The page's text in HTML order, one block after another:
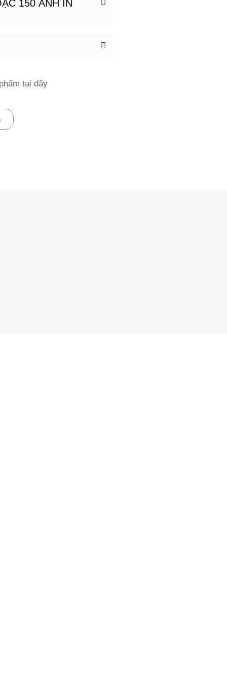
150 ẢNH IN
tại đây